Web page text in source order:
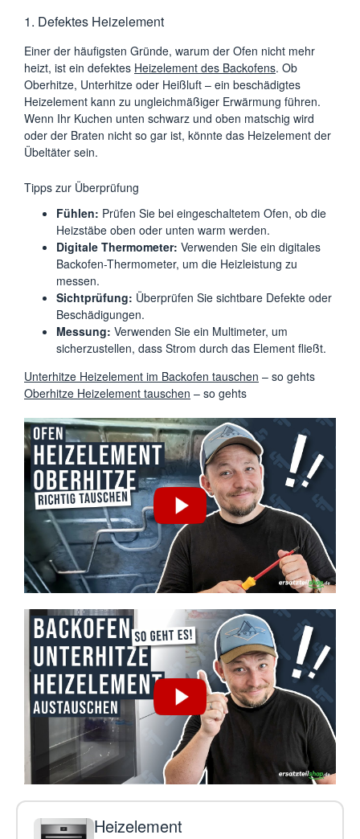
1. Defektes Heizelement
Einer der häufigsten Gründe, warum der Ofen nicht mehr
heizt, ist ein defektes Heizelement des Backofens. Ob
Oberhitze, Unterhitze oder Heißluft – ein beschädigtes
Heizelement kann zu ungleichmäßiger Erwärmung führen.
Wenn Ihr Kuchen unten schwarz und oben matschig wird
oder der Braten nicht so gar ist, könnte das Heizelement der
Übeltäter sein.
Tipps zur Überprüfung
Fühlen: Prüfen Sie bei eingeschaltetem Ofen, ob die
Heizstäbe oben oder unten warm werden.
Digitale Thermometer: Verwenden Sie ein digitales
Backofen-Thermometer, um die Heizleistung zu
messen.
Sichtprüfung: Überprüfen Sie sichtbare Defekte oder
Beschädigungen.
Messung: Verwenden Sie ein Multimeter, um
sicherzustellen, dass Strom durch das Element fließt.
Unterhitze Heizelement im Backofen tauschen – so gehts
Oberhitze Heizelement tauschen – so gehts
Heizelement